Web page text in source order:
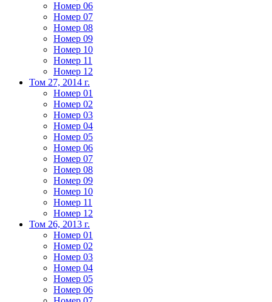
Номер 06
Номер 07
Номер 08
Номер 09
Номер 10
Номер 11
Номер 12
Том 27, 2014 г.
Номер 01
Номер 02
Номер 03
Номер 04
Номер 05
Номер 06
Номер 07
Номер 08
Номер 09
Номер 10
Номер 11
Номер 12
Том 26, 2013 г.
Номер 01
Номер 02
Номер 03
Номер 04
Номер 05
Номер 06